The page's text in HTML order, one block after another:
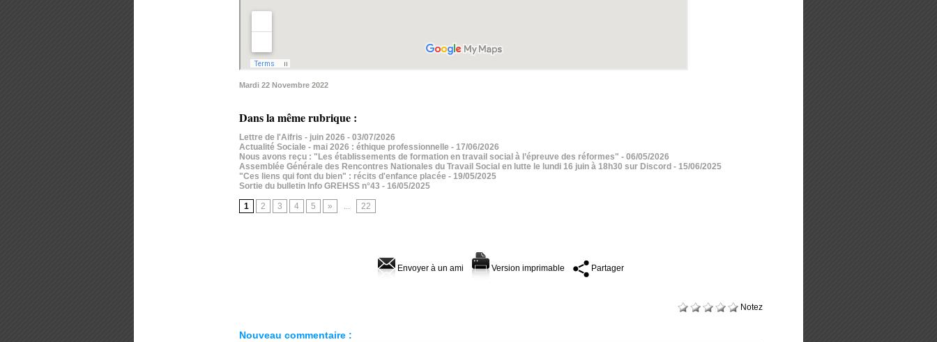
Mardi 22 Novembre 2022
Dans la même rubrique :
Lettre de l'Aifris - juin 2026 - 03/07/2026
Actualité Sociale - mai 2026 : éthique professionnelle - 17/06/2026
Nous avons reçu : "Les établissements de formation en travail social à l’épreuve des réformes" - 06/05/2026
Assemblée Générale des Rencontres Nationales du Travail Social en lutte le lundi 16 juin à 18h30 sur Discord - 15/06/2025
"Ces liens qui font du bien" : récits d'enfance placée - 19/05/2025
Sortie du bulletin Info GREHSS n°43 - 16/05/2025
1 2 3 4 5 » ... 22
Envoyer à un ami Version imprimable Partager
Notez
Nouveau commentaire :